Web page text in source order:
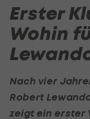
Erster
Wohin
Nach vier
Robert
zeigt ein erster